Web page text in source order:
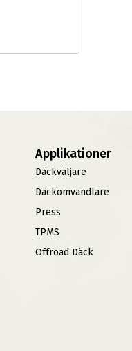
Applikationer
Däckväljare
Däckomvandlare
Press
TPMS
Offroad Däck